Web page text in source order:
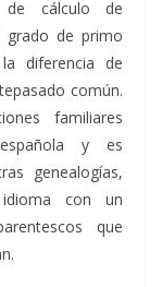
de cálculo de
grado de primo
diferencia de
común.
familiares
y es
genealogías,
con un
que